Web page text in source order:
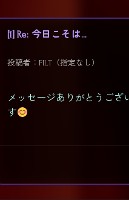
[1] Re: 今日こそは…
投稿者：FILT（指定なし）
メッセージありがとうござ
す